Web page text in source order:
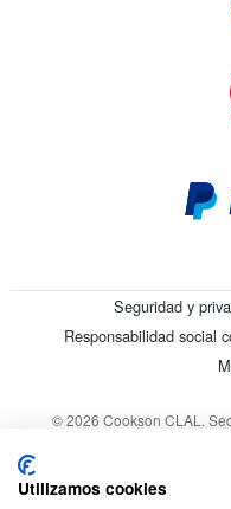
Seguridad y
Responsabilidad social
© 2026 Cookson CLAL.
Utilizamos cookies